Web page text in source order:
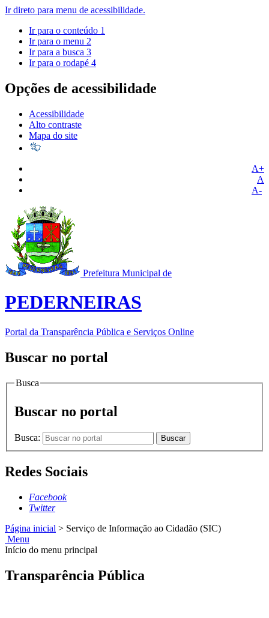
Ir direto para menu de acessibilidade.
Ir para o conteúdo 1
Ir para o menu 2
Ir para a busca 3
Ir para o rodapé 4
Opções de acessibilidade
Acessibilidade
Alto contraste
Mapa do site
A+
A
A-
Prefeitura Municipal de
PEDERNEIRAS
Portal da Transparência Pública e Serviços Online
Buscar no portal
Busca
Buscar no portal
Busca: Buscar
Redes Sociais
Facebook
Twitter
Página inicial > Serviço de Informação ao Cidadão (SIC)
Menu
Início do menu principal
Transparência Pública